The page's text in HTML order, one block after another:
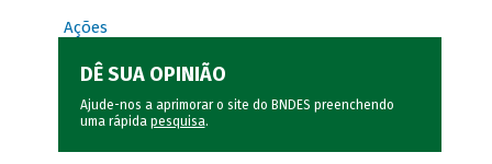
Ações
DÊ SUA OPINIÃO
Ajude-nos a aprimorar o site do BNDES preenchendo
uma rápida pesquisa.